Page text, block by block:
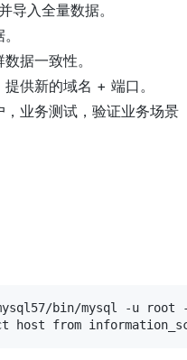
导入全量数据。
据一致性。
供新的域名 + 端口。
业务测试，验证业务场景
bin/mysql -u root -
host from